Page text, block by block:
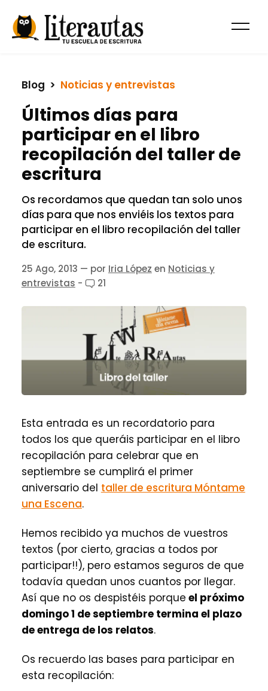
Blog
  >
Noticias y entrevistas
Últimos días para
participar en el libro
recopilación del taller de
escritura
Os recordamos que quedan tan solo unos
días para que nos enviéis los textos para
participar en el libro recopilación del taller
de escritura.
25 Ago, 2013 — por Iria López en Noticias y
entrevistas - 21
Esta entrada es un recordatorio para
todos los que queráis participar en el libro
recopilación para celebrar que en
septiembre se cumplirá el primer
aniversario del taller de escritura Móntame
una Escena.
Hemos recibido ya muchos de vuestros
textos (por cierto, gracias a todos por
participar!!), pero estamos seguros de que
todavía quedan unos cuantos por llegar.
Así que no os despistéis porque el próximo
domingo 1 de septiembre termina el plazo
de entrega de los relatos.
Os recuerdo las bases para participar en
esta recopilación: